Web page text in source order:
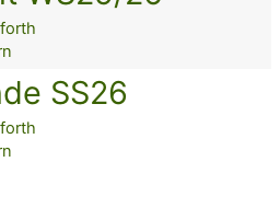
SS26